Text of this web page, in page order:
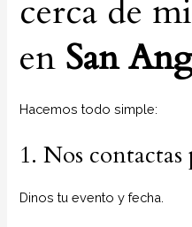
cerca de
en San
Hacemos todo simple:
1. Nos
Dinos tu evento y fecha.